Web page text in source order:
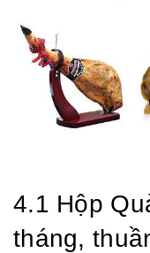
4.1 Hộp
tháng,